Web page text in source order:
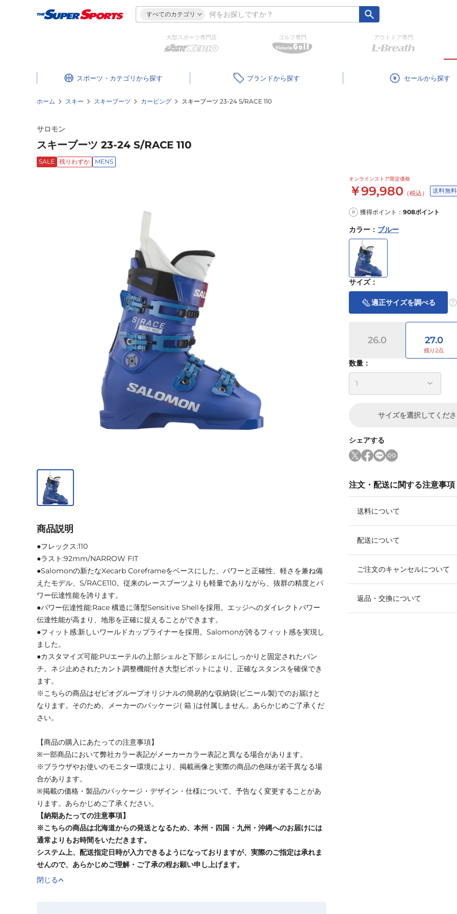
すべてのカテゴリ
大型スポーツ専門店 ゴルフ専門 アウトドア専門
スポーツ・カテゴリ ブランド セール
ホーム スキー スキーブーツ カービング スキーブーツ 23-24 S/RACE 110
サロモン
スキーブーツ 23-24 S/RACE 110
SALE 残りわずか MENS
オンラインストア限定価格
￥99,980 （税込） 送料無料
P 獲得ポイント： 908ポイント
カラー ： ブルー
サイズ：
適正サイズを調べる
26.0 27.0
数量：
サイズを選択してくだ
シェアする
注文・配送に関する注意事項
送料について
配送について
ご注文のキャンセルについて
返品・交換について
商品説明
●フレックス:110
●ラスト:92mm/NARROW FIT
●Salomonの新たなXecarb Coreframeをベースにした、パワーと正確性、軽さを兼ね備
えたモデル、S/RACE110。従来のレースブーツよりも軽量でありながら、抜群の精度とパ
ワー伝達性能を誇ります。
●パワー伝達性能:Race 構造に薄型Sensitive Shellを採用。エッジへのダイレクトパワー
伝達性能が高まり、地形を正確に捉えることができます。
●フィット感:新しいワールドカップライナーを採用。Salomonが誇るフィット感を実現し
ました。
●カスタマイズ可能:PUエーテルの上部シェルと下部シェルにしっかりと固定されたパン
チ。ネジ止めされたカント調整機能付き大型ピボットにより、正確なスタンスを確保でき
ます。
※こちらの商品はゼビオグループオリジナルの簡易的な収納袋(ビニール製)でのお届けと
なります。そのため、メーカーのパッケージ( 箱 )は付属しません。あらかじめご了承くだ
さい。
【商品の購入にあたっての注意事項】
※一部商品において弊社カラー表記がメーカーカラー表記と異なる場合があります。
※ブラウザやお使いのモニター環境により、掲載画像と実際の商品の色味が若干異なる場
合があります。
※掲載の価格・製品のパッケージ・デザイン・仕様について、予告なく変更することがあ
ります。あらかじめご了承ください。
【納期あたっての注意事項】
※こちらの商品は北海道からの発送となるため、本州・四国・九州・沖縄へのお届けには
通常よりもお時間をいただきます。
システム上、配送指定日時が入力できるようになっておりますが、実際のご指定は承れま
せんので、あらかじめご理解・ご了承の程お願い申し上げます。
閉じる